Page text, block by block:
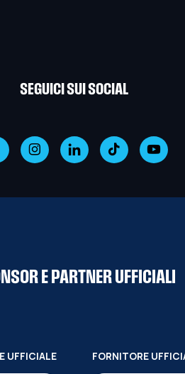
SEGUICI SUI SOCIAL
E PARTNER UFFICIALI
UFFICIALE FORNITORE